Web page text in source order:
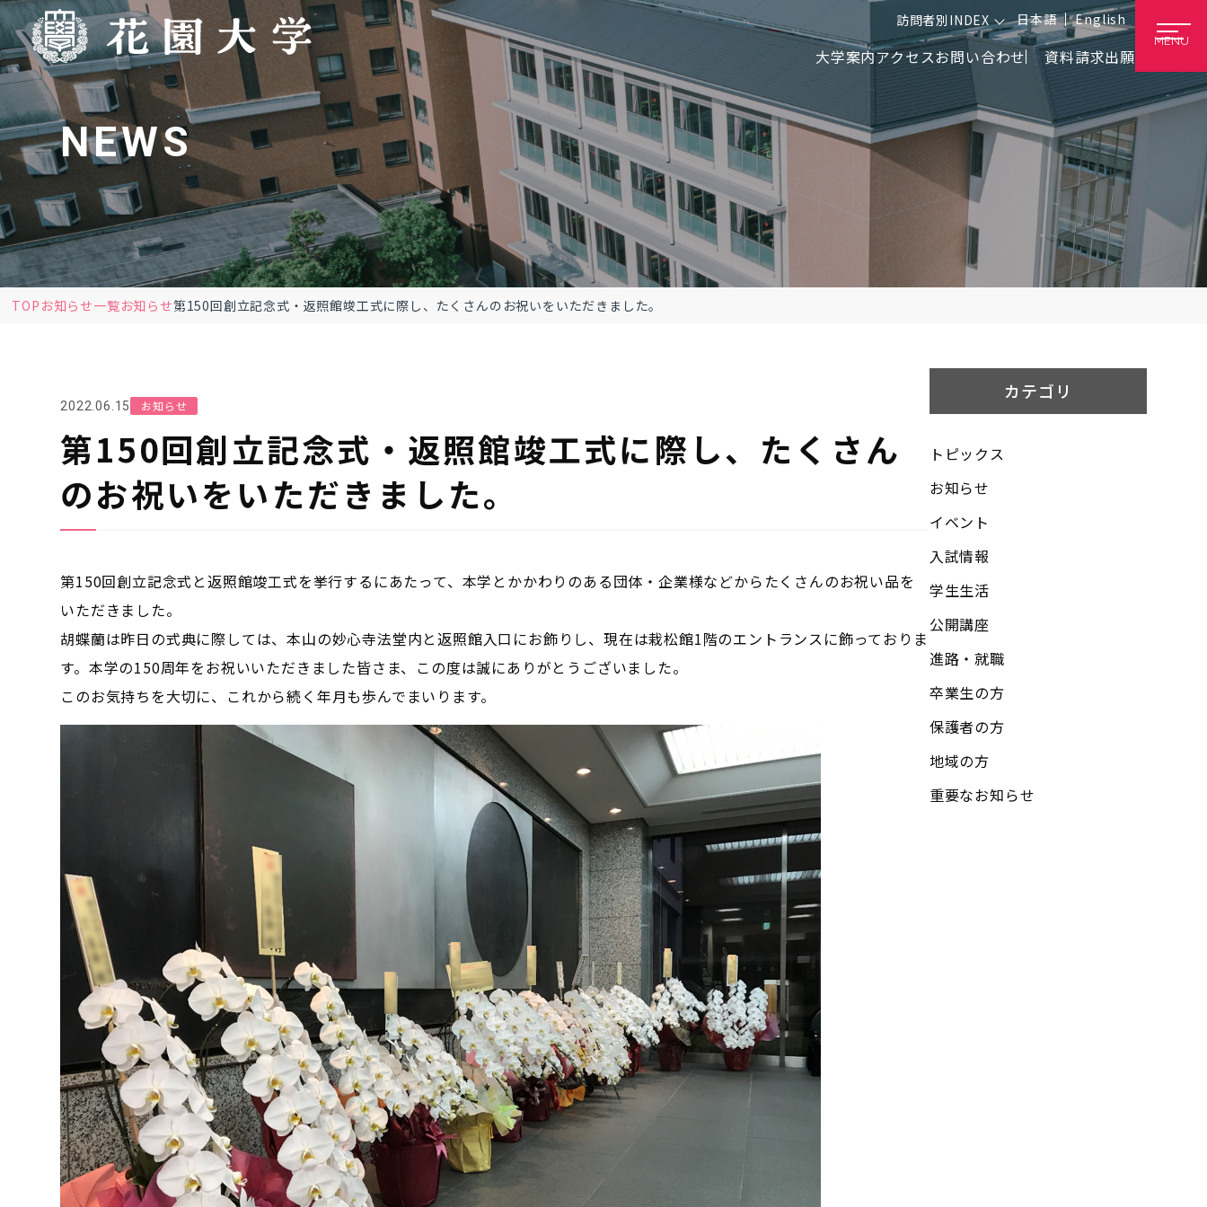
訪問者別INDEX 日本語 English
大学案内アクセスお問い合わせ 資料請求出願
MENU
NEWS
TOP お知らせ一覧お知らせ第150回創立記念式・返照館竣工式に際し、たくさんのお祝いをいただきました。
2022.06.15 お知らせ
第150回創立記念式・返照館竣工式に際し、たくさん
のお祝いをいただきました。
第150回創立記念式と返照館竣工式を挙行するにあたって、本学とかかわりのある団体・企業様などからたくさんのお祝い品を
いただきました。
胡蝶蘭は昨日の式典に際しては、本山の妙心寺法堂内と返照館入口にお飾りし、現在は栽松館1階のエントランスに飾っておりま
す。本学の150周年をお祝いいただきました皆さま、この度は誠にありがとうございました。
このお気持ちを大切に、これから続く年月も歩んでまいります。
カテゴリ
トピックス
お知らせ
イベント
入試情報
学生生活
公開講座
進路・就職
卒業生の方
保護者の方
地域の方
重要なお知らせ